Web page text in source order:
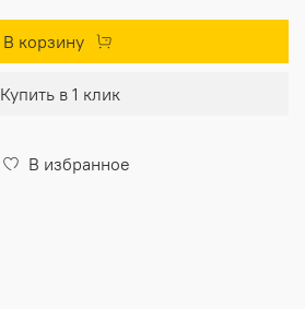
В избранное
В корзину
Купить в 1 клик